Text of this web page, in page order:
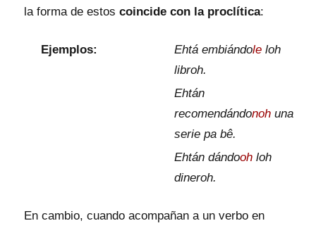
la forma de estoscoincide con la proclítica:
Ejemplos: Ehtá embiándole loh
libroh.
Ehtán
recomendándonoh una
serie pa bê.
Ehtán dándooh loh
dineroh.
En cambio, cuando acompañan a un verbo en